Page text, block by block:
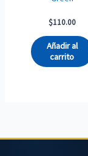
$110.00
Añadir al
carrito